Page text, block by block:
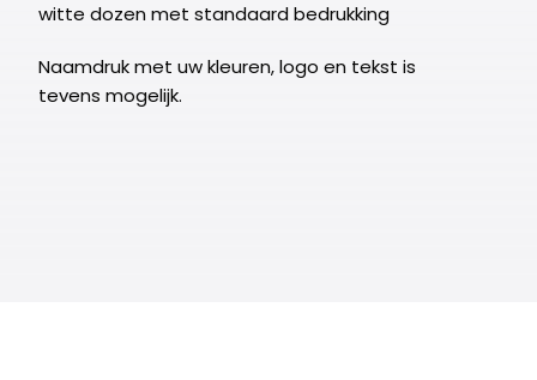
witte dozen met standaard bedrukking
Naamdruk met uw kleuren, logo en tekst is
tevens mogelijk.